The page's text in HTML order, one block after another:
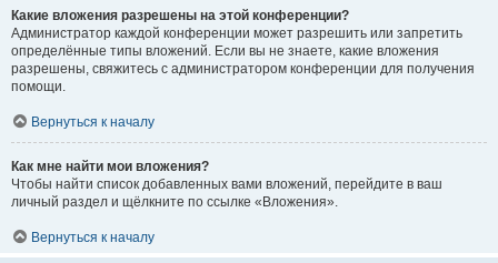
Какие вложения разрешены на этой конференции?
Администратор каждой конференции может разрешить или запретить
определённые типы вложений. Если вы не знаете, какие вложения
разрешены, свяжитесь с администратором конференции для получения
помощи.
Вернуться к началу
Как мне найти мои вложения?
Чтобы найти список добавленных вами вложений, перейдите в ваш
личный раздел и щёлкните по ссылке «Вложения».
Вернуться к началу